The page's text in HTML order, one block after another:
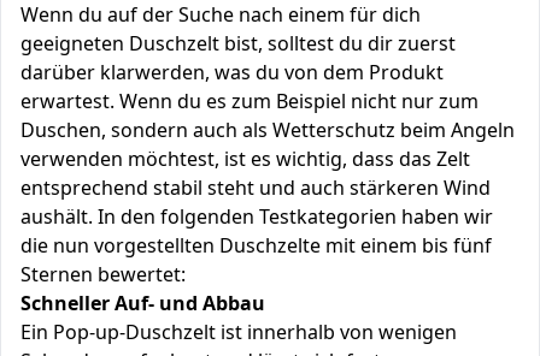
Wenn du auf der Suche nach einem für dich
geeigneten Duschzelt bist, solltest du dir zuerst
darüber klarwerden, was du von dem Produkt
erwartest. Wenn du es zum Beispiel nicht nur zum
Duschen, sondern auch als Wetterschutz beim Angeln
verwenden möchtest, ist es wichtig, dass das Zelt
entsprechend stabil steht und auch stärkeren Wind
aushält. In den folgenden Testkategorien haben wir
die nun vorgestellten Duschzelte mit einem bis fünf
Sternen bewertet:
Schneller Auf- und Abbau
Ein Pop-up-Duschzelt ist innerhalb von wenigen